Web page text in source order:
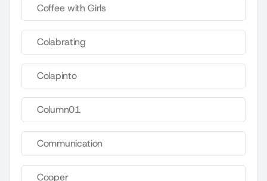
Coffee with Girls
Colabrating
Colapinto
Column01
Communication
Cooper